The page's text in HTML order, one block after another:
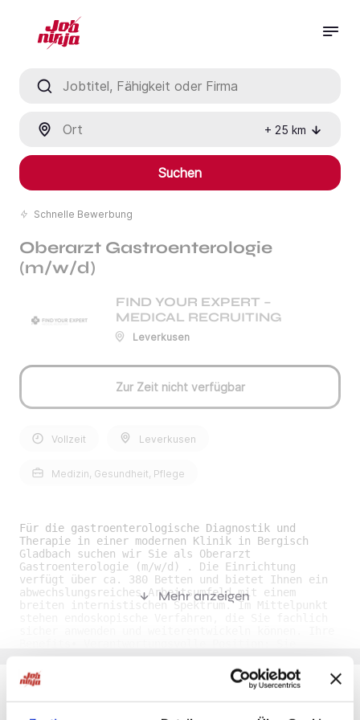
+ 25 km
Suchen
Schnelle Bewerbung
Oberarzt Gastroenterologie
(m/w/d)
FIND YOUR EXPERT –
MEDICAL RECRUITING
Leverkusen
Zur Zeit nicht verfügbar
Vollzeit Leverkusen
Medizin, Gesundheit, Pflege
Für die gastroenterologische Diagnostik und
Therapie in einer modernen Klinik in Bergisch
Gladbach suchen wir Sie als Oberarzt
Gastroenterologie (m/w/d) . Die Einrichtung
verfügt über ca. 380 Betten und bietet Ihnen ein
abwechslungsreiches Arbeitsumfeld mit einem
breiten internistischen Spektrum. Im Mittelpunkt
übernehmen eine oberärztliche Tätigkeit mit
fachlicher Sichtbarkeit und der Möglichkeit, die
gastroenterologische Versorgung nachhaltig
Mehr anzeigen